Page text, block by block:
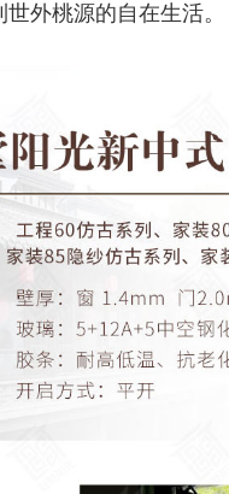
世外桃源的自在生活。